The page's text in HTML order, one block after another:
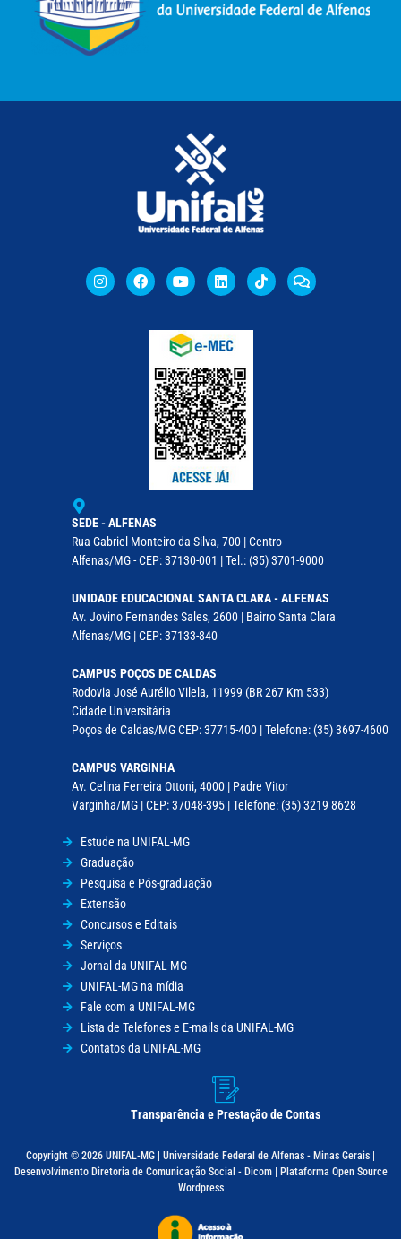
SEDE - ALFENAS
Rua Gabriel Monteiro da Silva, 700 | Centro
Alfenas/MG - CEP: 37130-001 | Tel.: (35) 3701-9000
UNIDADE EDUCACIONAL SANTA CLARA - ALFENAS
Av. Jovino Fernandes Sales, 2600 | Bairro Santa Clara
Alfenas/MG | CEP: 37133-840
CAMPUS POÇOS DE CALDAS
Rodovia José Aurélio Vilela, 11999 (BR 267 Km 533)
Cidade Universitária
Poços de Caldas/MG CEP: 37715-400 | Telefone: (35) 3697-4600
CAMPUS VARGINHA
Av. Celina Ferreira Ottoni, 4000 | Padre Vitor
Varginha/MG | CEP: 37048-395 | Telefone: (35) 3219 8628
Estude na UNIFAL-MG
Graduação
Pesquisa e Pós-graduação
Extensão
Concursos e Editais
Serviços
Jornal da UNIFAL-MG
UNIFAL-MG na mídia
Fale com a UNIFAL-MG
Lista de Telefones e E-mails da UNIFAL-MG
Contatos da UNIFAL-MG
Transparência e Prestação de Contas
Copyright © 2026 UNIFAL-MG | Universidade Federal de Alfenas - Minas Gerais |
Desenvolvimento Diretoria de Comunicação Social - Dicom | Plataforma Open Source
Wordpress